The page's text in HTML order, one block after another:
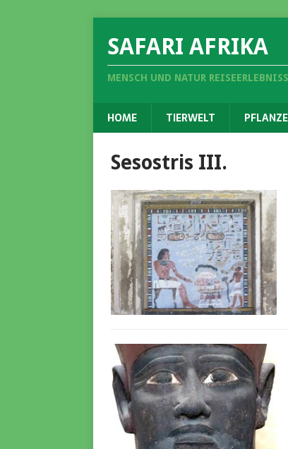
SAFARI AFRIKA
MENSCH UND NATUR
HOME TIERWELT
Sesostris III.